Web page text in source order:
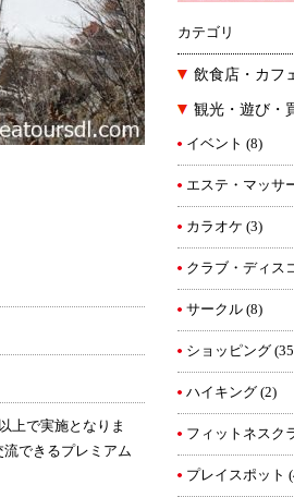
上で実施となりま
できるプレミアム
カテゴリ
飲食店・カフ
観光・遊び・
イベント (8)
エステ・マッサ
カラオケ (3)
クラブ・ディス
サークル (8)
ショッピング
ハイキング (2)
フィットネスク
プレイスポット